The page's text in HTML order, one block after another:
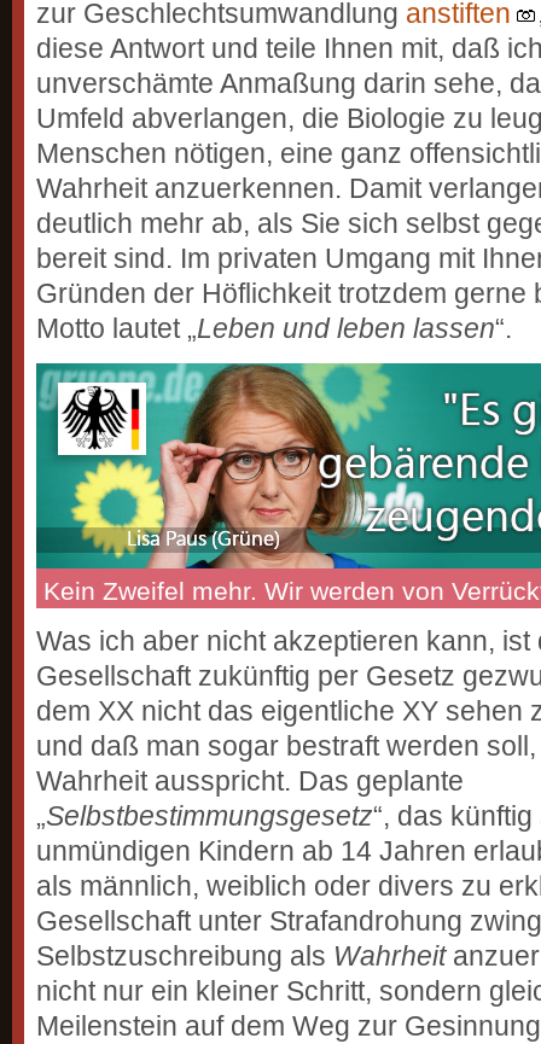
zur Geschlechtsumwandlung anstiften
diese Antwort und teile Ihnen mit, daß
unverschämte Anmaßung darin sehe,
Umfeld abverlangen, die Biologie zu
Menschen nötigen, eine ganz
Wahrheit anzuerkennen. Damit
deutlich mehr ab, als Sie sich selbst
bereit sind. Im privaten Umgang mit
Gründen der Höflichkeit trotzdem gerne
Motto lautet „Leben und leben lassen“.
Kein Zweifel mehr. Wir werden von
Was ich aber nicht akzeptieren kann, ist
Gesellschaft zukünftig per Gesetz
dem XX nicht das eigentliche XY sehen
und daß man sogar bestraft werden
Wahrheit ausspricht. Das geplante
„Selbstbestimmungsgesetz“, das
unmündigen Kindern ab 14 Jahren
als männlich, weiblich oder divers zu
Gesellschaft unter Strafandrohung
Selbstzuschreibung als Wahrheit
nicht nur ein kleiner Schritt, sondern
Meilenstein auf dem Weg zur